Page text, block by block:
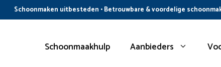
Schoonmaken uitbesteden • Betrouwbare & voordelige
Schoonmaakhulp Aanbieders